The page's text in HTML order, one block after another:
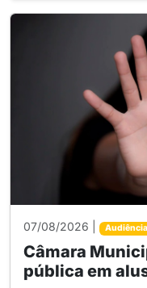
07/08/2026 |
Câmara
pública em